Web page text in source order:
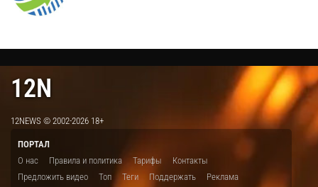
12N
12NEWS © 2002-2026 18+
ПОРТАЛ
О нас
Правила и политика Тарифы
Контакты
Предложить видео
Топ Теги Поддержать Реклама